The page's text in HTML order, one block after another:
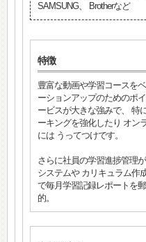
SAMSUNG、 Brotherなど
特徴
豊富な動画や学習コースを
ーションアップのためのポ
ービスが大きな強みで、 特
ーキングを強化したり オン
には うってつけです。
さらに社員の学習進捗管理
システムや カリキュラム作
で毎月学習記録レポートを
的。